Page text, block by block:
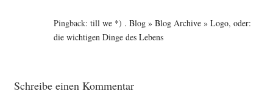
Pingback: till we *) . Blog » Blog Archive » Logo, oder:
die wichtigen Dinge des Lebens
Schreibe einen Kommentar